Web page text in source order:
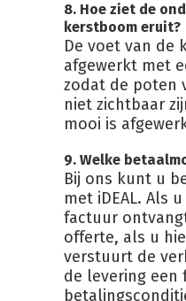
8. Hoe ziet de
kerstboom eruit?
De voet van de
afgewerkt met
zodat de poten
niet zichtbaar
mooi is
9. Welke
Bij ons kunt u
met iDEAL. Als
factuur
offerte, als u
verstuurt de
de levering een